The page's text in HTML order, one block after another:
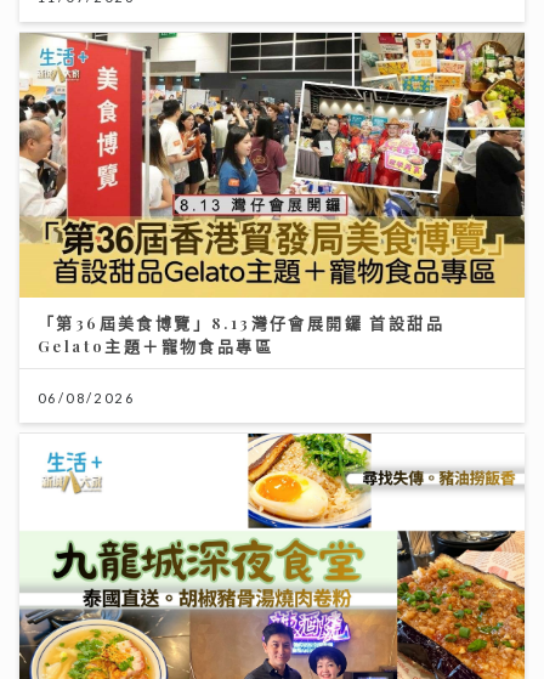
「第36屆美食博覽」8.13灣仔會展開鑼 首設甜品
Gelato主題＋寵物食品專區
06/08/2026